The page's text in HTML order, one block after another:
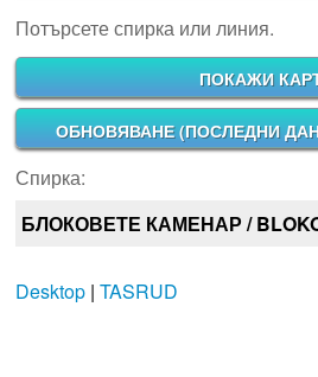
Потърсете спирка или линия.
ПОКАЖИ
ОБНОВЯВАНЕ (ПОСЛЕДНИ
Спирка:
БЛОКОВЕТЕ КАМЕНАР /
Desktop| TASRUD